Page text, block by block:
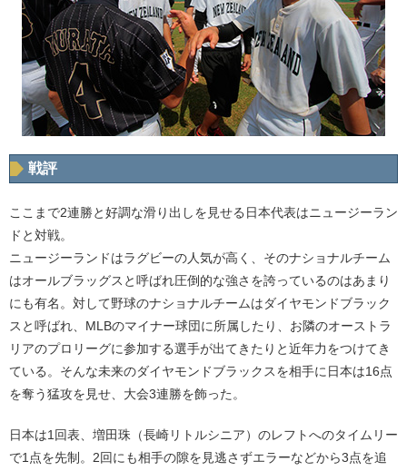
戦評
ここまで2連勝と好調な滑り出しを見せる日本代表はニュージーラン
ドと対戦。
ニュージーランドはラグビーの人気が高く、そのナショナルチーム
はオールブラッグスと呼ばれ圧倒的な強さを誇っているのはあまり
にも有名。対して野球のナショナルチームはダイヤモンドブラック
スと呼ばれ、MLBのマイナー球団に所属したり、お隣のオーストラ
リアのプロリーグに参加する選手が出てきたりと近年力をつけてき
ている。そんな未来のダイヤモンドブラックスを相手に日本は16点
を奪う猛攻を見せ、大会3連勝を飾った。
日本は1回表、増田珠（長崎リトルシニア）のレフトへのタイムリー
で1点を先制。2回にも相手の隙を見逃さずエラーなどから3点を追